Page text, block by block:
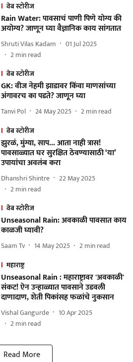
वेब स्टोरीज
Rain Water: पावसाचं पाणी पिणे योग्य की
अयोग्य? जाणून घ्या वैज्ञानिक काय सांगतात
Shruti Vilas Kadam
01 Jul 2025
2min read
वेब स्टोरीज
GK: वीज नेहमी झाडावर किंवा माणसांच्या
अंगावरच का पडते? जाणून घ्या
Tanvi Pol 24 May 2025 2min read
वेब स्टोरीज
झुरळं, मुंग्या, साप... आता नाही त्रास!
पावसाळ्यात घर सुरक्षित ठेवण्यासाठी ‘या’
उपायांचा अवलंब करा
Dhanshri Shintre
22 May 2025
2min read
वेब स्टोरीज
Unseasonal Rain: अवकाळी पावसात काय
काळजी घ्यावी?
Saam Tv 14 May 2025 2min read
महाराष्ट्र
Unseasonal Rain : महाराष्ट्रावर 'अवकाळी'
संकट! ऐन उन्हाळ्यात पावसाने उडवली
दाणादाण, शेती पिकांसह फळांचे नुकसान
Vishal Gangurde
10 Apr 2025
2min read
Read More